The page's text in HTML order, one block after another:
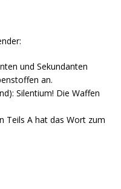
und Sekundanten
an.
Silentium! Die Waffen
Teils A hat das Wort zum